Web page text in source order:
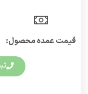
قیمت عمده محصول:​